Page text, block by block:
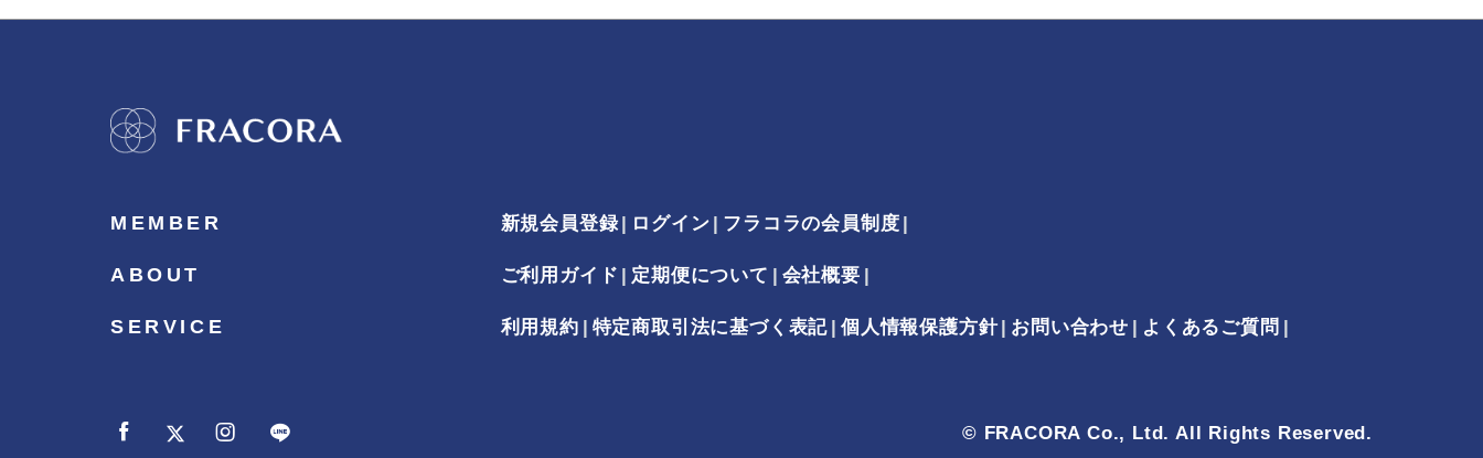
MEMBER 新規会員登録 ログイン フラコラの会員制度
ABOUT ご利用ガイド 定期便について 会社概要
SERVICE 利用規約 特定商取引法に基づく表記 個人情報保護方針 お問い合わせ よくあるご質問
© FRACORA Co., Ltd. All Rights Reserved.